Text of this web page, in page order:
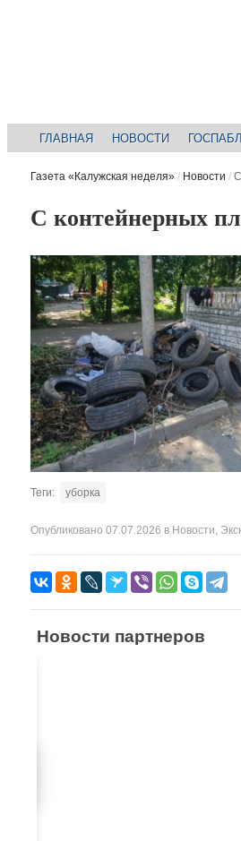
ГЛАВНАЯ НОВОСТИ
Газета «Калужская неделя» / Новости /
С контейнерных
Теги: уборка
Опубликовано 07.07.2026 в Новости
Новости партнеров